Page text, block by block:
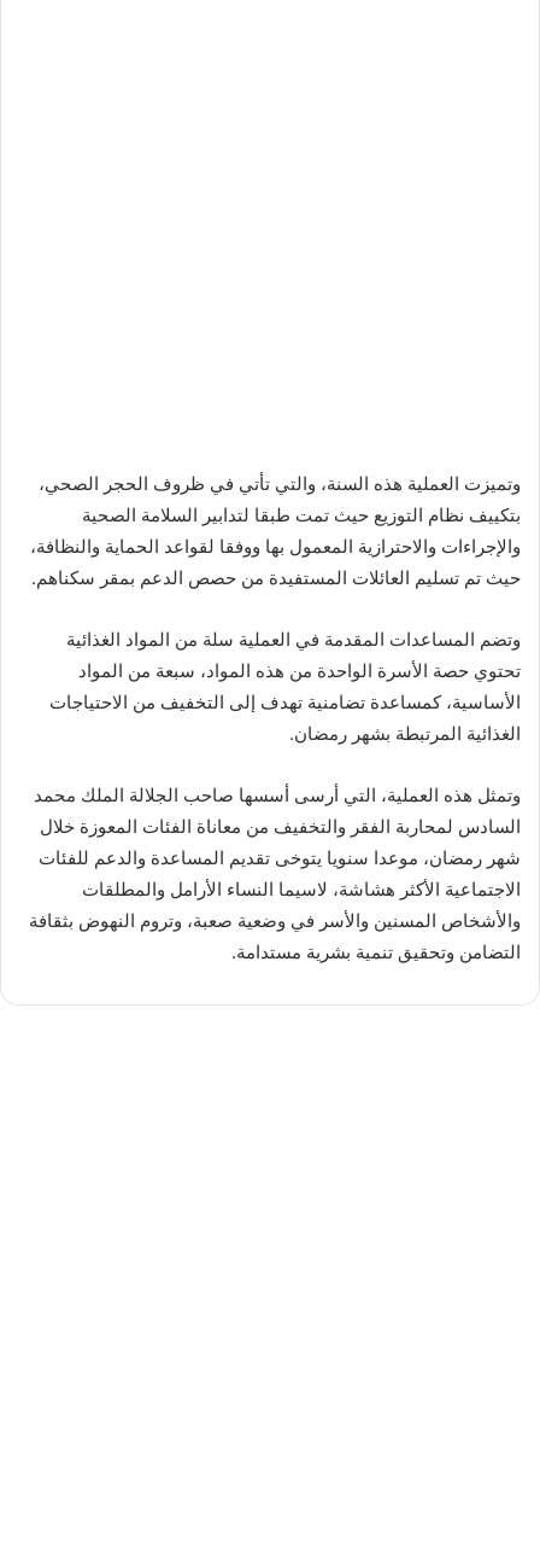
وتميزت العملية هذه السنة، والتي تأتي في ظروف الحجر الصحي،
بتكييف نظام التوزيع حيث تمت طبقا لتدابير السلامة الصحية
والإجراءات والاحترازية المعمول بها ووفقا لقواعد الحماية والنظافة،
حيث تم تسليم العائلات المستفيدة من حصص الدعم بمقر سكناهم.
وتضم المساعدات المقدمة في العملية سلة من المواد الغذائية
تحتوي حصة الأسرة الواحدة من هذه المواد، سبعة من المواد
الأساسية، كمساعدة تضامنية تهدف إلى التخفيف من الاحتياجات
الغذائية المرتبطة بشهر رمضان.
وتمثل هذه العملية، التي أرسى أسسها صاحب الجلالة الملك محمد
السادس لمحاربة الفقر والتخفيف من معاناة الفئات المعوزة خلال
شهر رمضان، موعدا سنويا يتوخى تقديم المساعدة والدعم للفئات
الاجتماعية الأكثر هشاشة، لاسيما النساء الأرامل والمطلقات
والأشخاص المسنين والأسر في وضعية صعبة، وتروم النهوض بثقافة
التضامن وتحقيق تنمية بشرية مستدامة.